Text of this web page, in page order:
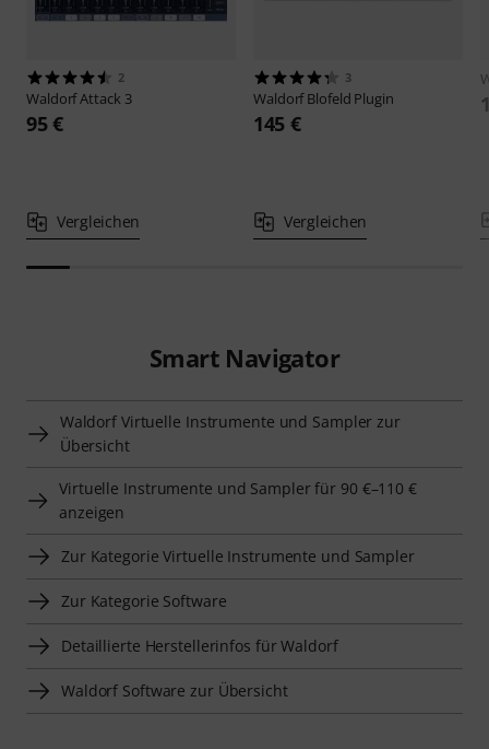
2
WaldorfAttack 3
95 €
Vergleichen
3
WaldorfBlofeld Plugin
145 €
Vergleichen
Smart Navigator
Waldorf Virtuelle Instrumente und Sampler zur
Übersicht
Virtuelle Instrumente und Sampler für 90 €–110 €
anzeigen
Zur Kategorie Virtuelle Instrumente und Sampler
Zur Kategorie Software
Detaillierte Herstellerinfos für Waldorf
Waldorf Software zur Übersicht